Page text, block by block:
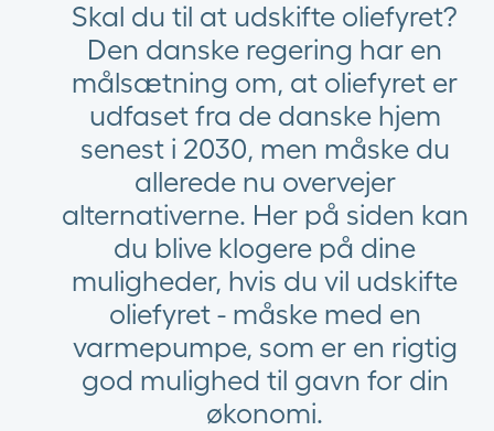
Skal du til at udskifte oliefyret?
Den danske regering har en
målsætning om, at oliefyret er
udfaset fra de danske hjem
senest i 2030, men måske du
allerede nu overvejer
alternativerne. Her på siden kan
du blive klogere på dine
muligheder, hvis du vil udskifte
oliefyret - måske med en
varmepumpe, som er en rigtig
god mulighed til gavn for din
økonomi.